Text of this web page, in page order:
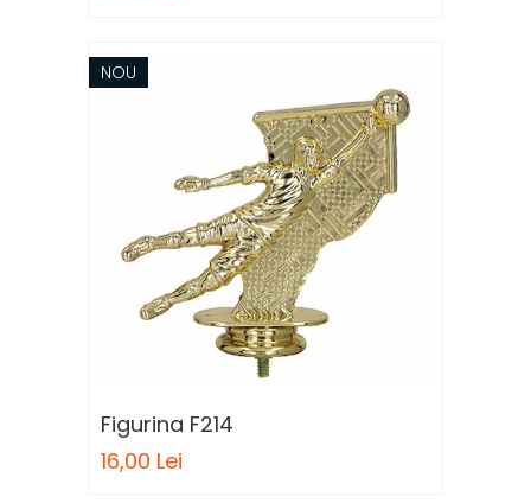
NOU
Figurina F214
16,00 Lei